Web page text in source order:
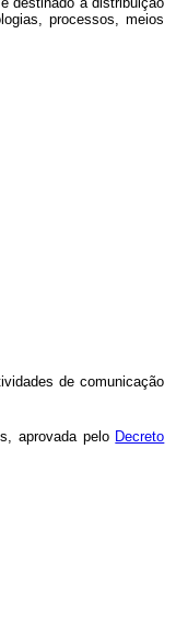
processos, meios
de comunicação
aprovada pelo Decreto